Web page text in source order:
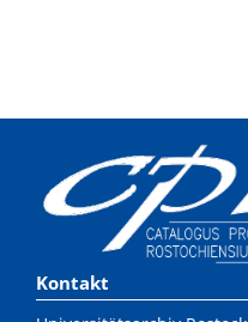
Kontakt